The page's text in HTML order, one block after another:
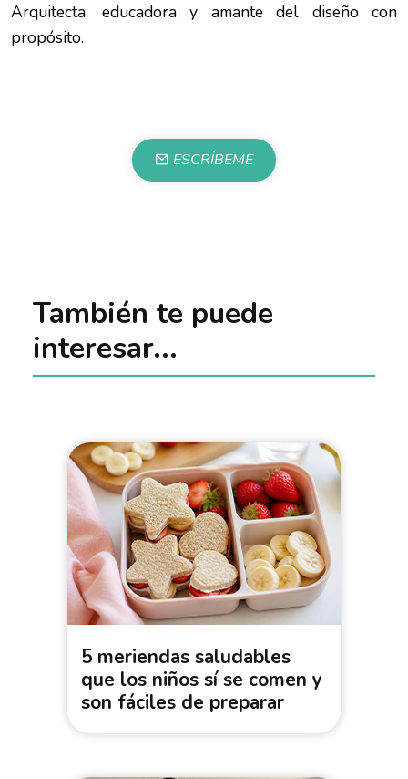
Arquitecta, educadora y amante del diseño con
propósito.
ESCRÍBEME
También te puede
interesar...
5 meriendas saludables
que los niños sí se comen y
son fáciles de preparar